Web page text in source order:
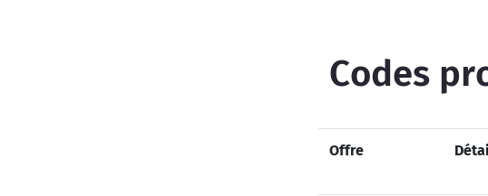
Codes
Offre